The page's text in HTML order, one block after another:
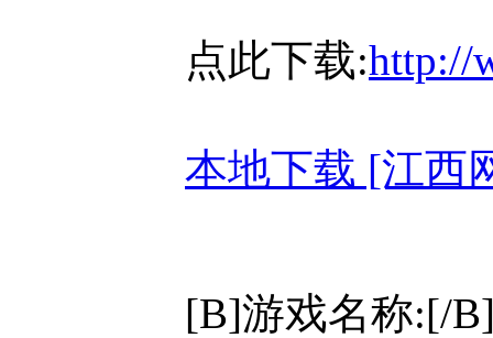
点此下载:http://
本地下载 [江西
[B]游戏名称:[/